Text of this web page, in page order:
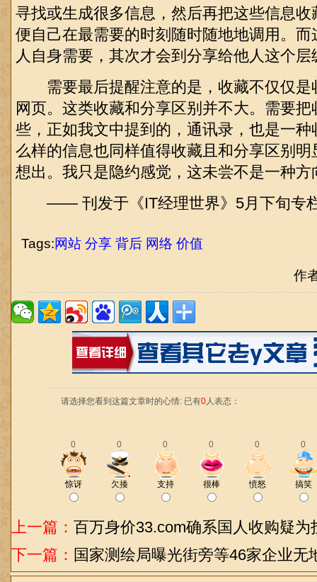
寻找或生成很多信息，然后再把这些信息
便自己在最需要的时刻随时随地地调用。
人自身需要，其次才会到分享给他人这个层
需要最后提醒注意的是，收藏不仅仅是
网页。这类收藏和分享区别并不大。需要
些，正如我文中提到的，通讯录，也是一
么样的信息也同样值得收藏且和分享区别
想出。我只是隐约感觉，这未尝不是一种方
—— 刊发于《IT经理世界》5月下旬
Tags:网站 分享 背后 网络 价值
作
请选择您看到这篇文章时的心情: 已有0人表态：
0 0 0 0 0 0
惊讶 欠揍 支持 很棒 愤怒 搞笑
上一篇： 百万身价33.com确系国人收购疑为
下一篇： 国家测绘局曝光街旁等46家企业无